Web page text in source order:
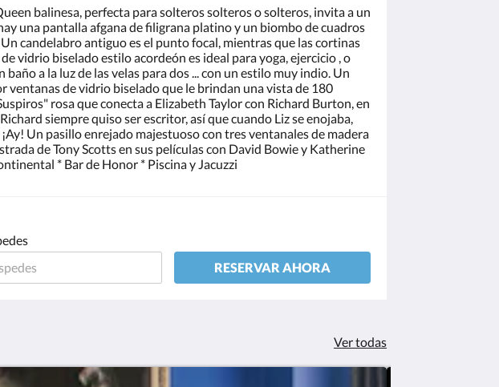
balinesa, perfecta para solteros solteros o solteros, invita a un
una pantalla afgana de filigrana platino y un biombo de cuadros
candelabro antiguo es el punto focal, mientras que las cortinas
vidrio biselado estilo acordeón es ideal para yoga, ejercicio , o
a la luz de las velas para dos ... con un estilo muy indio. Un
de vidrio biselado que le brindan una vista de 180
rosa que conecta a Elizabeth Taylor con Richard Burton, en
siempre quiso ser escritor, así que cuando Liz se enojaba,
Un pasillo enrejado majestuoso con tres ventanales de madera
de Tony Scotts en sus películas con David Bowie y Katherine
* Bar de Honor * Piscina y Jacuzzi
RESERVAR AHORA
Ver todas